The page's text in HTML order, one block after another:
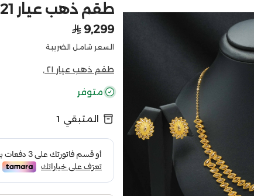
طقم ذهب عيار 21 (S8058)
9,299
السعر شامل الضريبة
طقم ذهب عيار ٢١ ,
متوفر
المتبقي 1